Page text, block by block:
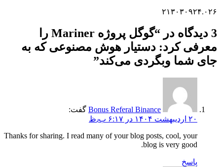
۲۱۳۰۳۰۹۲۴.۰۲۶
3 دیدگاه در “
گوگل پروژه Mariner را
معرفی کرد: دستیار هوش مصنوعی که به
جای شما وبگردی می‌کند”
Bonus Referal Binance گفت:
۲۰ اردیبهشت ۱۴۰۴ در ۶:۱۷ ب٫ظ
Thanks for sharing. I read many of your blog posts, cool, your
blog is very good.
پاسخ